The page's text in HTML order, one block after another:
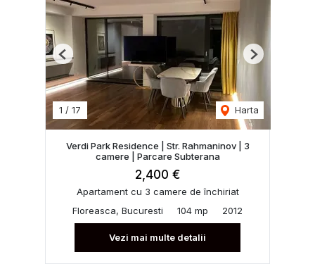
1 / 17 Harta
Previous Next
Verdi Park Residence | Str. Rahmaninov | 3
camere | Parcare Subterana
2,400 €
Apartament cu 3 camere de închiriat
Floreasca, Bucuresti
104 mp 2012
Vezi mai multe detalii